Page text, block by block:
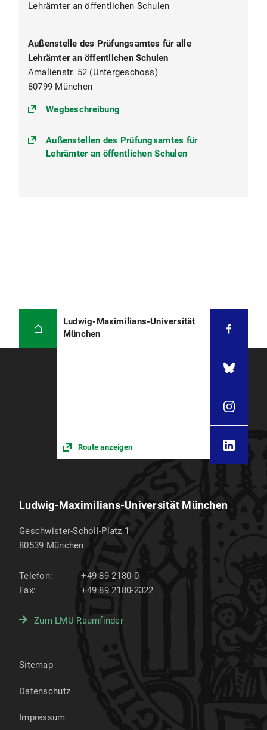
Lehrämter an öffentlichen Schulen
Außenstelle des Prüfungsamtes für alle
Lehrämter an öffentlichen Schulen
Amalienstr. 52 (Untergeschoss)
80799 München
Wegbeschreibung
Außenstellen des Prüfungsamtes für
Lehrämter an öffentlichen Schulen
Ludwig-Maximilians-Universität
München
Route anzeigen
Ludwig-Maximilians-Universität München
Geschwister-Scholl-Platz 1
80539 München
Telefon:
+49 89 2180-0
Fax:
+49 89 2180-2322
Zum LMU-Raumfinder
Sitemap
Datenschutz
Impressum